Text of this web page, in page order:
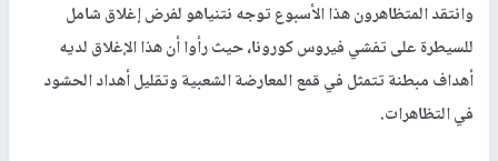
وانتقد المتظاهرون هذا الأسبوع توجه نتنياهو لفرض إغلاق شامل
للسيطرة على تفشي فيروس كورونا، حيث رأوا أن هذا الإغلاق لديه
أهداف مبطنة تتمثل في قمع المعارضة الشعبية وتقليل أهداد الحشود
في التظاهرات.